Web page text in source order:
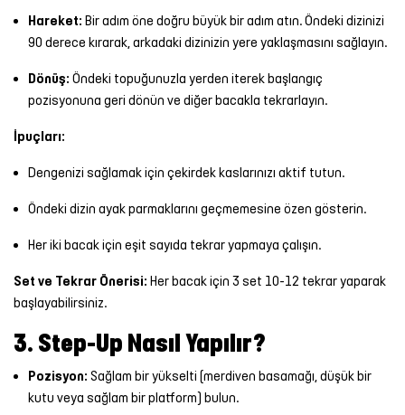
Hareket: Bir adım öne doğru büyük bir adım atın. Öndeki dizinizi
90 derece kırarak, arkadaki dizinizin yere yaklaşmasını sağlayın.
Dönüş: Öndeki topuğunuzla yerden iterek başlangıç
pozisyonuna geri dönün ve diğer bacakla tekrarlayın.
İpuçları:
Dengenizi sağlamak için çekirdek kaslarınızı aktif tutun.
Öndeki dizin ayak parmaklarını geçmemesine özen gösterin.
Her iki bacak için eşit sayıda tekrar yapmaya çalışın.
Set ve Tekrar Önerisi: Her bacak için 3 set 10-12 tekrar yaparak
başlayabilirsiniz.
3. Step-Up Nasıl Yapılır?
Pozisyon: Sağlam bir yükselti (merdiven basamağı, düşük bir
kutu veya sağlam bir platform) bulun.